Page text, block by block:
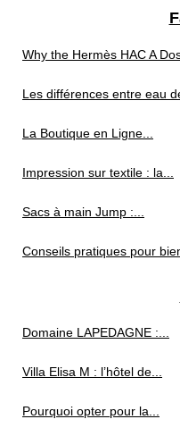
Why the Hermès HAC A
Les différences entre eau
La Boutique en Ligne...
Impression sur textile : la...
Sacs à main Jump :...
Conseils pratiques pour
Domaine LAPEDAGNE :...
Villa Elisa M : l’hôtel de...
Pourquoi opter pour la...